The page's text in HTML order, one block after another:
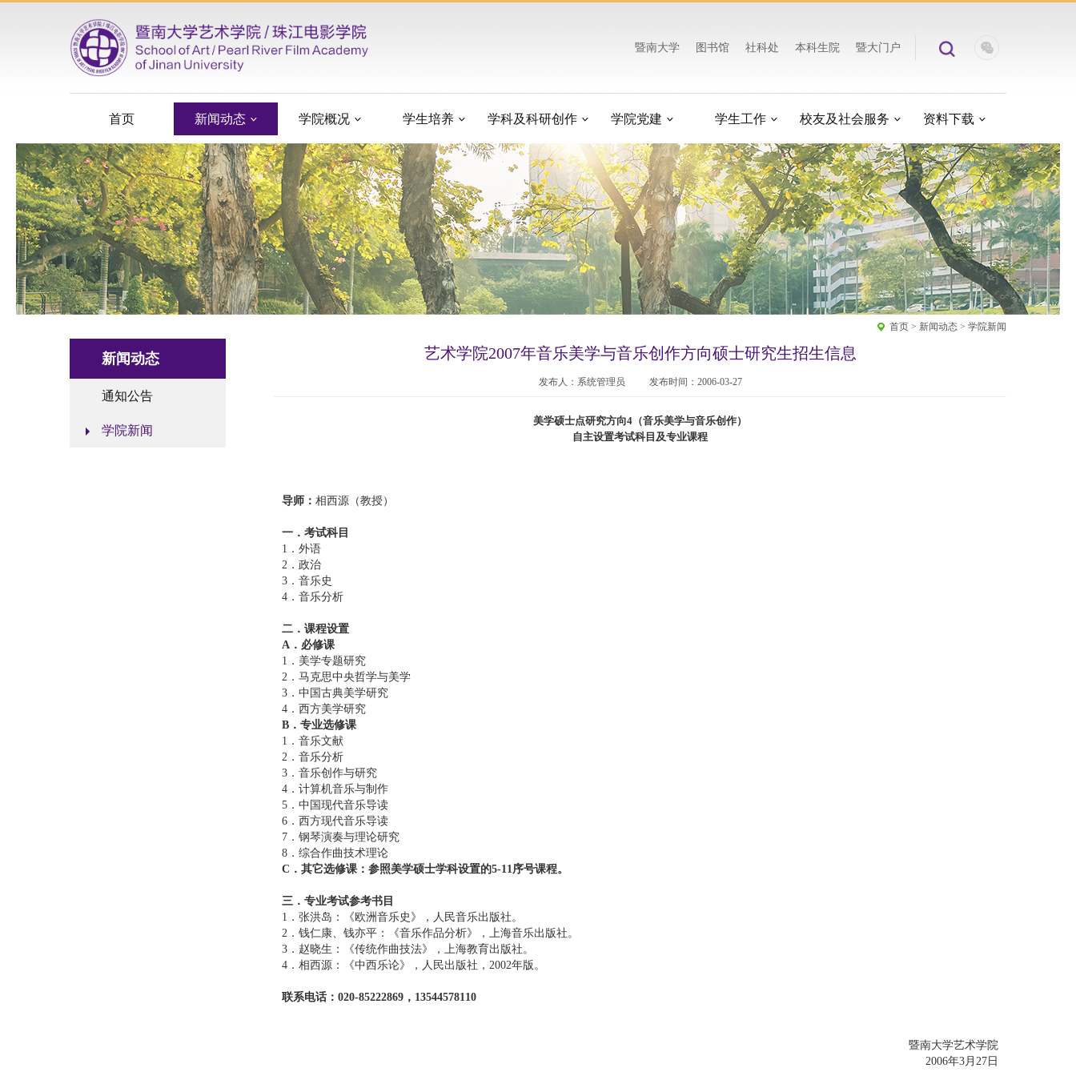
暨南大学 图书馆 社科处 本科生院 暨大门户
首页 新闻动态 学院概况 学生培养 学科及科研创作 学院党建 学生工作 校友及社会服务 资料下载
首页 > 新闻动态 > 学院新闻
新闻动态
通知公告
学院新闻
艺术学院2007年音乐美学与音乐创作方向硕士研究生招生信息
发布人：系统管理员 发布时间：2006-03-27
美学硕士点研究方向4 （音乐美学与音乐创作）
自主设置考试科目及专业课程
导师： 相西源（教授）
一．考试科目
1．外语
2．政治
3．音乐史
4．音乐分析
二．课程设置
A ．必修课
1．美学专题研究
2．马克思中央哲学与美学
3．中国古典美学研究
4．西方美学研究
B ．专业选修课
1．音乐文献
2．音乐分析
3．音乐创作与研究
4．计算机音乐与制作
5．中国现代音乐导读
6．西方现代音乐导读
7．钢琴演奏与理论研究
8．综合作曲技术理论
C ．其它选修课：参照美学硕士学科设置的5-11序号课程。
三．专业考试参考书目
1．张洪岛：《欧洲音乐史》，人民音乐出版社。
2．钱仁康、钱亦平：《音乐作品分析》，上海音乐出版社。
3．赵晓生：《传统作曲技法》，上海教育出版社。
4．相西源：《中西乐论》，人民出版社，2002年版。
联系电话：020-85222869 ，13544578110
暨南大学艺术学院
2006年3月27日